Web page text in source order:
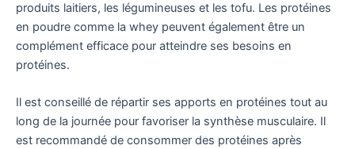
produits laitiers, les légumineuses et les tofu. Les protéines
en poudre comme la whey peuvent également être un
complément efficace pour atteindre ses besoins en
protéines.
Il est conseillé de répartir ses apports en protéines tout au
long de la journée pour favoriser la synthèse musculaire. Il
est recommandé de consommer des protéines après